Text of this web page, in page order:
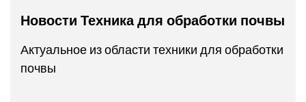
Новости Техника для обработки почвы
Актуальное из области техники для обработки
почвы